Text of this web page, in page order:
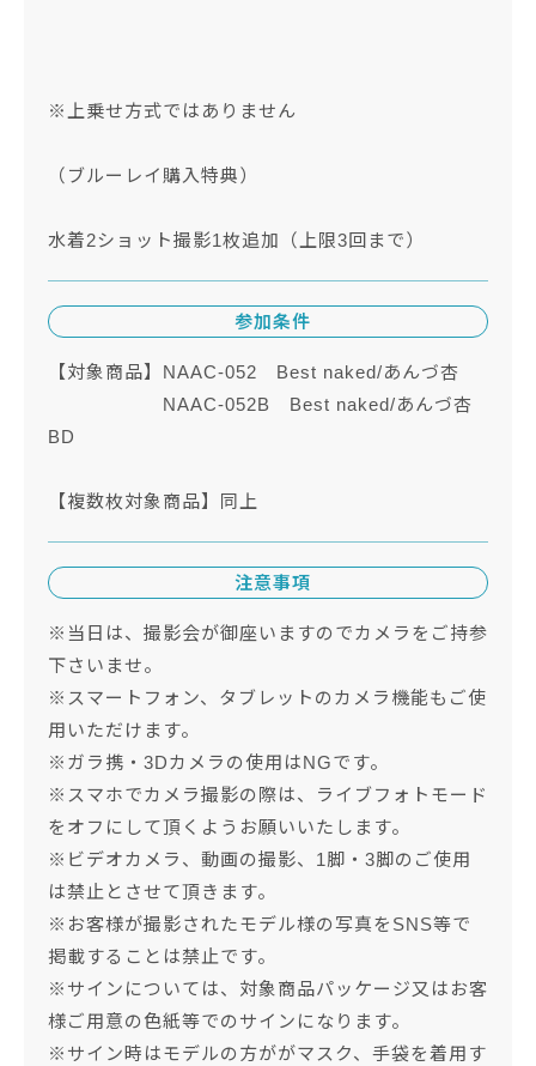
※上乗せ方式ではありません
（ブルーレイ購入特典）
水着2ショット撮影1枚追加（上限3回まで）
参加条件
【対象商品】NAAC-052 Best naked/あんづ杏
NAAC-052B Best naked/あんづ杏
BD
【複数枚対象商品】同上
注意事項
※当日は、撮影会が御座いますのでカメラをご持参
下さいませ。
※スマートフォン、タブレットのカメラ機能もご使
用いただけます。
※ガラ携・3Dカメラの使用はNGです。
※スマホでカメラ撮影の際は、ライブフォトモード
をオフにして頂くようお願いいたします。
※ビデオカメラ、動画の撮影、1脚・3脚のご使用
は禁止とさせて頂きます。
※お客様が撮影されたモデル様の写真をSNS等で
掲載することは禁止です。
※サインについては、対象商品パッケージ又はお客
様ご用意の色紙等でのサインになります。
※サイン時はモデルの方ががマスク、手袋を着用す